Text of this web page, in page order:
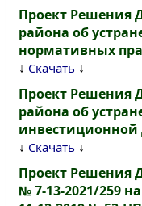
Проект Решения
района об
нормативных
↓ Скачать ↓
Проект Решения
района об
инвестиционной
↓ Скачать ↓
Проект Решения
№ 7-13-2021/259